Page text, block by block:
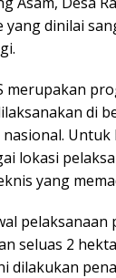
yang dinilai
merupakan
di
Untuk
lokasi
yang
seluas 2
dilakukan